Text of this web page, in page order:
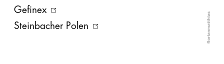
Gefinex
Steinbacher Polen